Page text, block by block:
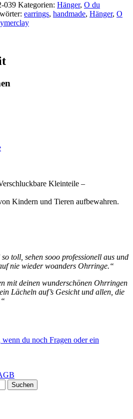
039 Kategorien: Hänger, O du
earrings, handmade, Hänger, O
Kleinteile –
Kindern und Tieren aufbewahren.
toll, sehen sooo professionell aus und
nie wieder woanders Ohrringe.“
mit deinen wunderschönen Ohrringen
Lächeln auf’s Gesicht und allen, die
du noch Fragen oder ein
Suchen